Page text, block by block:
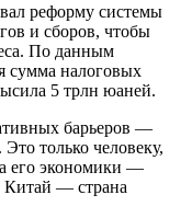
реформу системы
и сборов, чтобы
По данным
сумма налоговых
5 трлн юаней.
барьеров —
только человеку,
его экономики —
Китай — страна